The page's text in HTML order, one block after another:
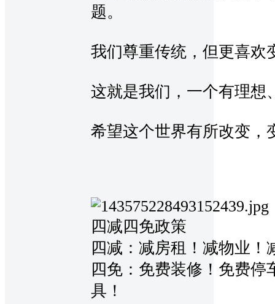
题。
我们尊重传统，但更喜欢
这就是我们，一个有理想
希望这个世界有所改变，
四减四免政策
四减：减房租！减物业！
四免：免费装修！免费
具！